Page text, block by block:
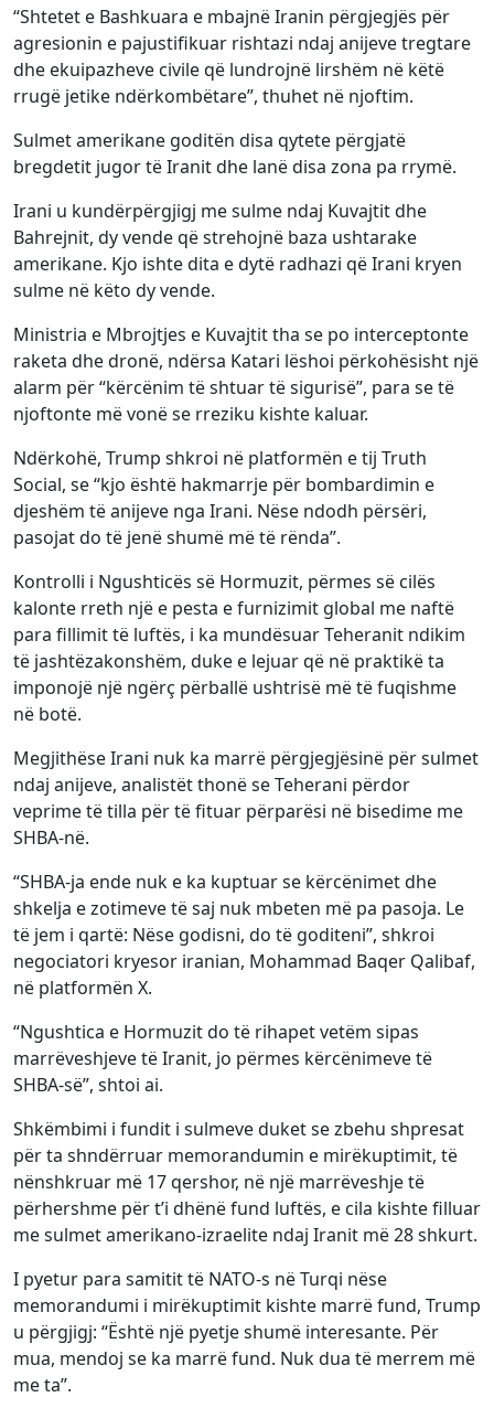
“Shtetet e Bashkuara e mbajnë Iranin përgjegjës për
agresionin e pajustifikuar rishtazi ndaj anijeve tregtare
dhe ekuipazheve civile që lundrojnë lirshëm në këtë
rrugë jetike ndërkombëtare”, thuhet në njoftim.
Sulmet amerikane goditën disa qytete përgjatë
bregdetit jugor të Iranit dhe lanë disa zona pa rrymë.
Irani u kundërpërgjigj me sulme ndaj Kuvajtit dhe
Bahrejnit, dy vende që strehojnë baza ushtarake
amerikane. Kjo ishte dita e dytë radhazi që Irani kryen
sulme në këto dy vende.
Ministria e Mbrojtjes e Kuvajtit tha se po interceptonte
raketa dhe dronë, ndërsa Katari lëshoi përkohësisht një
alarm për “kërcënim të shtuar të sigurisë”, para se të
njoftonte më vonë se rreziku kishte kaluar.
Ndërkohë, Trump shkroi në platformën e tij Truth
Social, se “kjo është hakmarrje për bombardimin e
djeshëm të anijeve nga Irani. Nëse ndodh përsëri,
pasojat do të jenë shumë më të rënda”.
Kontrolli i Ngushticës së Hormuzit, përmes së cilës
kalonte rreth një e pesta e furnizimit global me naftë
para fillimit të luftës, i ka mundësuar Teheranit ndikim
të jashtëzakonshëm, duke e lejuar që në praktikë ta
imponojë një ngërç përballë ushtrisë më të fuqishme
në botë.
Megjithëse Irani nuk ka marrë përgjegjësinë për sulmet
ndaj anijeve, analistët thonë se Teherani përdor
veprime të tilla për të fituar përparësi në bisedime me
SHBA-në.
“SHBA-ja ende nuk e ka kuptuar se kërcënimet dhe
shkelja e zotimeve të saj nuk mbeten më pa pasoja. Le
të jem i qartë: Nëse godisni, do të goditeni”, shkroi
negociatori kryesor iranian, Mohammad Baqer Qalibaf,
në platformën X.
“Ngushtica e Hormuzit do të rihapet vetëm sipas
marrëveshjeve të Iranit, jo përmes kërcënimeve të
SHBA-së”, shtoi ai.
Shkëmbimi i fundit i sulmeve duket se zbehu shpresat
për ta shndërruar memorandumin e mirëkuptimit, të
nënshkruar më 17 qershor, në një marrëveshje të
përhershme për t’i dhënë fund luftës, e cila kishte filluar
me sulmet amerikano-izraelite ndaj Iranit më 28 shkurt.
I pyetur para samitit të NATO-s në Turqi nëse
memorandumi i mirëkuptimit kishte marrë fund, Trump
u përgjigj: “Është një pyetje shumë interesante. Për
mua, mendoj se ka marrë fund. Nuk dua të merrem më
me ta”.